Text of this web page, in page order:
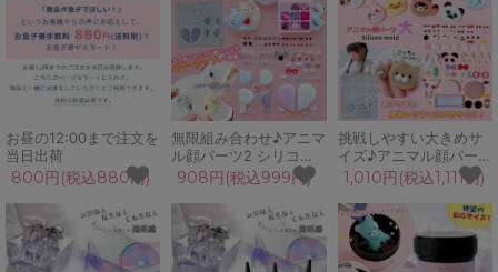
お昼の12:00まで注文を
当日出荷
800円(税込880円)
無限組み合わせ♪アニマ
ル顔パーツ2 シリコン
モールド レジン型 セッ
ト 動物 アレンジ デコ
パーツ UVレジン 手芸
クラフト GreenOcean
オリジナル♪
908円(税込999円)
挑戦しやすい大きめサ
イズ♪アニマル顔パーツ
大 シリコンモールド レ
ジン型 組み合わせ無限
大 動物 アレンジ デコ
UVレジン 手芸 クラフ
ト GreenOceanオリジ
ナル♪
1,010円(税込1,111円)